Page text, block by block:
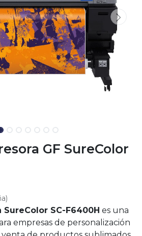
GF SureColor
SureColor SC-F6400H es una
empresas de personalización